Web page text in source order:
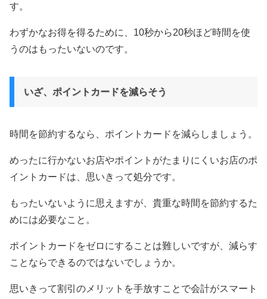
す。
わずかなお得を得るために、10秒から20秒ほど時間を使
うのはもったいないのです。
いざ、ポイントカードを減らそう
時間を節約するなら、ポイントカードを減らしましょう。
めったに行かないお店やポイントがたまりにくいお店のポ
イントカードは、思いきって処分です。
もったいないように思えますが、貴重な時間を節約するた
めには必要なこと。
ポイントカードをゼロにすることは難しいですが、減らす
ことならできるのではないでしょうか。
思いきって割引のメリットを手放すことで会計がスマート